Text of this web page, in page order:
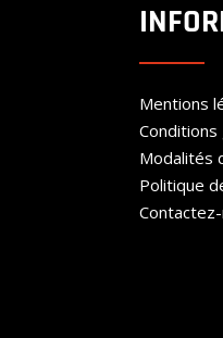
Mentions
Modalités
Politique